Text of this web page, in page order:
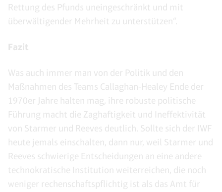
Rettung des Pfunds uneingeschränkt und mit
überwältigender Mehrheit zu unterstützen“.
Fazit
Was auch immer man von der Politik und den
Maßnahmen des Teams Callaghan-Healey Ende der
1970er Jahre halten mag, ihre robuste politische
Führung macht die Zaghaftigkeit und Ineffektivität
von Starmer und Reeves deutlich. Sollte sich der IWF
heute jemals einschalten, dann nur, weil Starmer und
Reeves schwierige Entscheidungen an eine andere
technokratische Institution weiterreichen, die noch
weniger rechenschaftspflichtig ist als das Amt für